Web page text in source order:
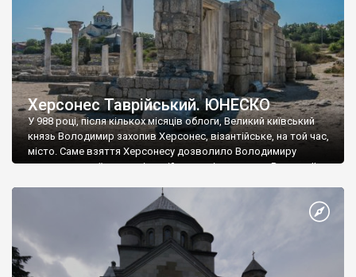
Херсонес Таврійський. ЮНЕСКО
У 988 році, після кількох місяців облоги, Великий київський
князь Володимир захопив Херсонес, візантійське, на той час,
місто. Саме взяття Херсонесу дозволило Володимиру
диктувати свої умови візантійському імператору Василю ІІ, та
Херсонесі Володимир-язичник, став Василем-християнином.
А потім було Хрещення Русі. На честь Херсонесу Таврійського